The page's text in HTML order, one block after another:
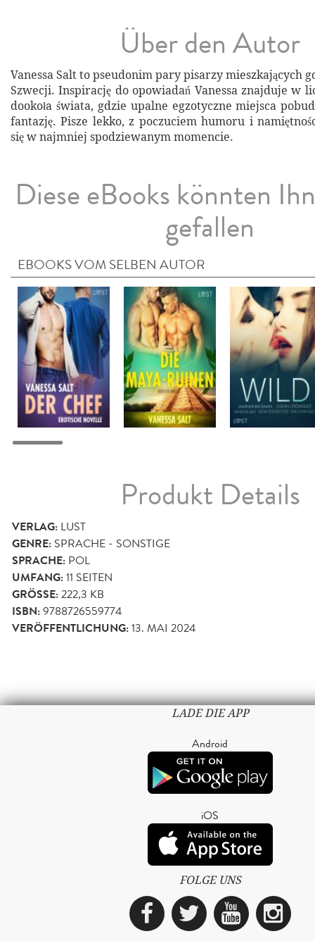
Über den Autor
Vanessa Salt to pseudonim pary pisarzy mieszkających
Szwecji. Inspirację do opowiadań Vanessa znajduje w
dookoła świata, gdzie upalne egzotyczne miejsca
fantazję. Pisze lekko, z poczuciem humoru i
się w najmniej spodziewanym momencie.
Diese eBooks könnten
gefallen
EBOOKS VOM SELBEN AUTOR
Produkt Details
VERLAG: LUST
GENRE: SPRACHE - SONSTIGE
SPRACHE: POL
UMFANG:11 SEITEN
GRÖSSE: 222,3 KB
ISBN:9788726559774
VERÖFFENTLICHUNG:13. MAI 2024
LADE DIE APP
Android
iOS
FOLGE UNS
Facebook
Twitter